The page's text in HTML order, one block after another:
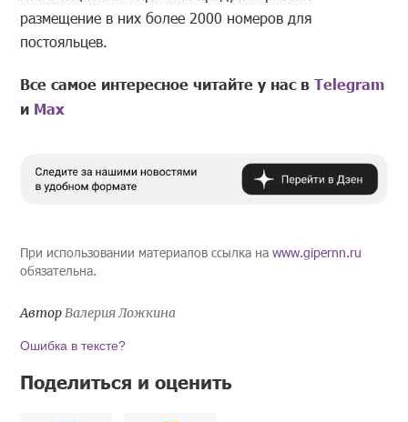
размещение в них более 2000 номеров для
постояльцев.
Все самое интересное читайте у нас вTelegram
и Mах
При использовании материалов ссылка наwww.gipernn.ru
обязательна.
АвторВалерия Ложкина
Ошибка в тексте?
Поделиться и оценить